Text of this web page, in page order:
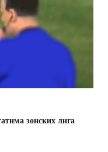
зонских лига